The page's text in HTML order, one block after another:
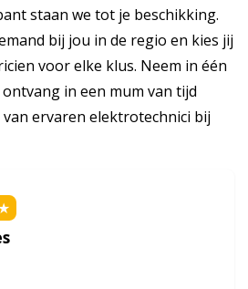
staan we tot je beschikking.
bij jou in de regio en kies jij
voor elke klus. Neem in één
in een mum van tijd
ervaren elektrotechnici bij